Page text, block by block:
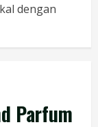
dengan
Parfum